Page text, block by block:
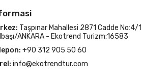
Taşpınar Mahallesi 2871 Cadde No:4/1
ANKARA - Ekotrend Turizm:16583
+90 312 905 50 60
info@ekotrendtur.com